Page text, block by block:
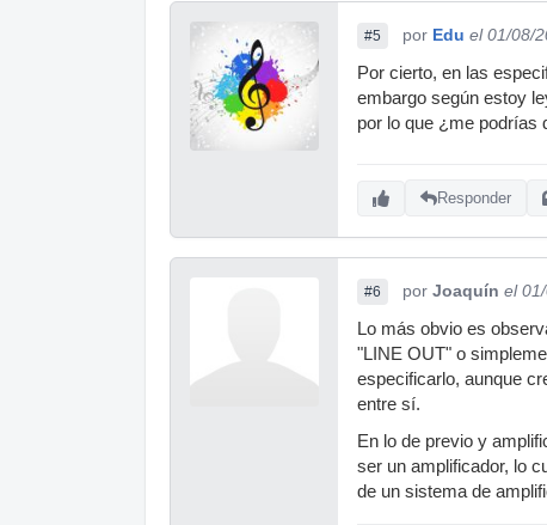
#5 por Edu el 01/08/
Por cierto, en las
embargo según estoy
por lo que ¿me podrías
Responder
#6 por Joaquín el
Lo más obvio es
"LINE OUT" o
especificarlo, aunque
entre sí.
En lo de previo y
ser un amplificador, lo
de un sistema de